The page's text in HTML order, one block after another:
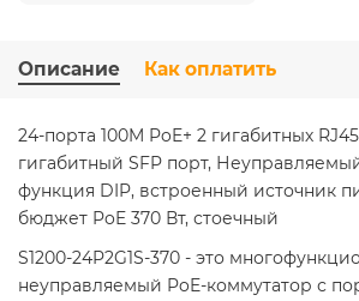
Описание Как оплатить
24-порта 100M PoE+ 2 гигабитных RJ45
гигабитный SFP порт,
функция DIP, встроенный источник
бюджет PoE 370 Вт, стоечный
S1200-24P2G1S-370 - это
неуправляемый PoE-коммутатор с